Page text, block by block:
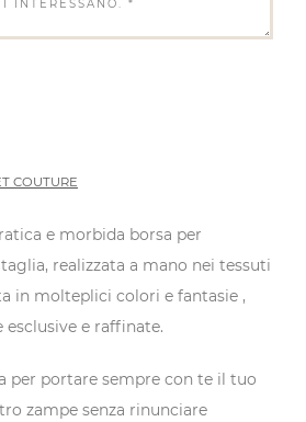
COUTURE
e morbida borsa per
realizzata a mano nei tessuti
in molteplici colori e fantasie ,
e raffinate.
per portare sempre con te il tuo
zampe senza rinunciare